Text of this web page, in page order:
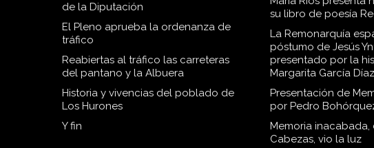
de la Diputación
El Pleno aprueba la ordenanza de
tráfico
Reabiertas al tráfico las carreteras
del pantano y la Albuera
Historia y vivencias del poblado de
Los Hurones
Y fin
su libro de poesía
La Remonarquía
póstumo de Jesús
presentado por la
Margarita García Díaz
Presentación de
por Pedro
Memoria inacabada,
Cabezas, vio la luz